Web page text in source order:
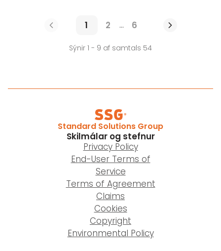
1 2 ... 6
Sýnir 1 - 9 af samtals 54
Standard Solutions Group
Skilmálar og stefnur
Privacy Policy
End-User Terms of
Service
Terms of Agreement
Claims
Cookies
Copyright
Environmental Policy